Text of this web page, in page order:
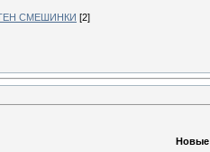
СМЕШИНКИ [2]
Новые